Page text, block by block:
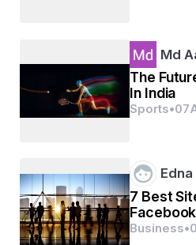
Md
The
In India
Sports•07
7 Best
Business•